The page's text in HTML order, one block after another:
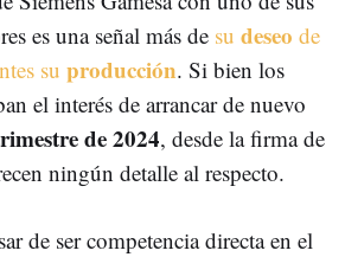
es una señal más de su deseo de
su producción. Si bien los
el interés de arrancar de nuevo
de 2024, desde la firma de
ningún detalle al respecto.
de ser competencia directa en el